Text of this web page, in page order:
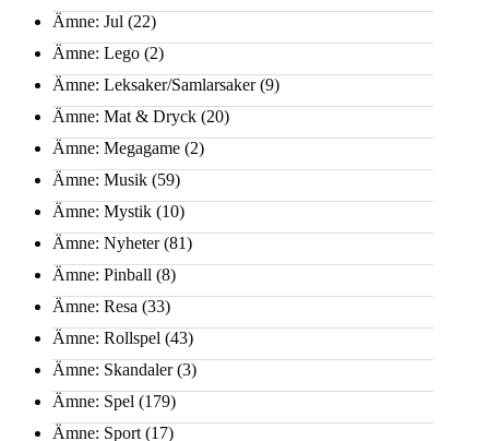
Ämne: Jul (22)
Ämne: Lego (2)
Ämne: Leksaker/Samlarsaker(9)
Ämne: Mat & Dryck (20)
Ämne: Megagame (2)
Ämne: Musik (59)
Ämne: Mystik (10)
Ämne: Nyheter(81)
Ämne: Pinball (8)
Ämne: Resa (33)
Ämne: Rollspel (43)
Ämne: Skandaler(3)
Ämne: Spel (179)
Ämne: Sport (17)